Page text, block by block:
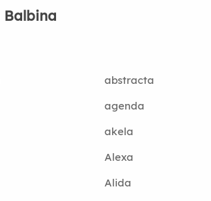
Balbina
abstracta
agenda
akela
Alexa
Alida